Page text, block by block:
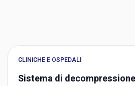
CLINICHE E OSPEDALI
Sistema di